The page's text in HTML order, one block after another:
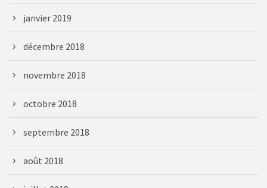
janvier 2019
décembre 2018
novembre 2018
octobre 2018
septembre 2018
août 2018